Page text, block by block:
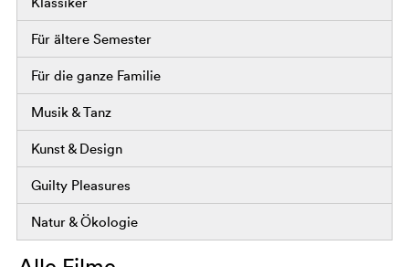
Für ältere Semester
Für die ganze Familie
Musik & Tanz
Kunst & Design
Guilty Pleasures
Natur & Ökologie